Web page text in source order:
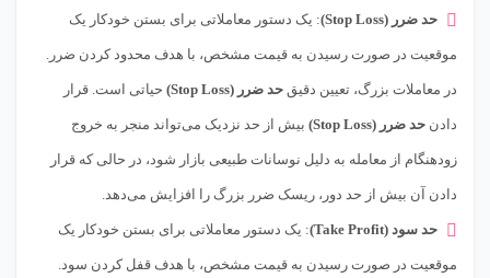
حد ضرر (Stop Loss) : یک دستور معاملاتی برای بستن خودکار یک
موقعیت در صورت رسیدن به قیمت مشخص، با هدف محدود کردن ضرر.
در معاملات بزرگ، تعیین دقیق حد ضرر (Stop Loss) حیاتی است. قرار
دادن حد ضرر (Stop Loss) بیش از حد نزدیک می‌تواند منجر به خروج
زودهنگام از معامله به دلیل نوسانات طبیعی بازار شود، در حالی که قرار
دادن آن بیش از حد دور، ریسک ضرر بزرگ را افزایش می‌دهد.
حد سود (Take Profit) : یک دستور معاملاتی برای بستن خودکار یک
موقعیت در صورت رسیدن به قیمت مشخص، با هدف قفل کردن سود.